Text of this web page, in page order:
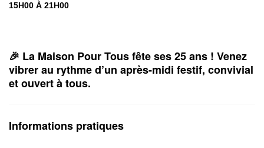
15H00 À 21H00
🎉 La Maison Pour Tous fête ses 25 ans ! Venez
vibrer au rythme d’un après-midi festif, convivial
et ouvert à tous.
Informations pratiques